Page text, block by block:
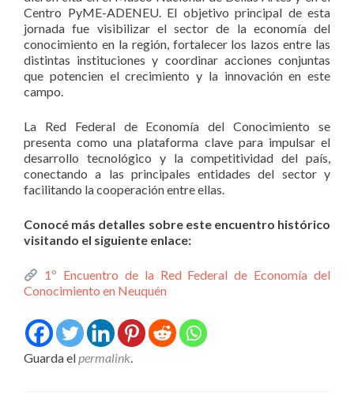
Centro PyME-ADENEU. El objetivo principal de esta
jornada fue visibilizar el sector de la economía del
conocimiento en la región, fortalecer los lazos entre las
distintas instituciones y coordinar acciones conjuntas
que potencien el crecimiento y la innovación en este
campo.
La Red Federal de Economía del Conocimiento se
presenta como una plataforma clave para impulsar el
desarrollo tecnológico y la competitividad del país,
conectando a las principales entidades del sector y
facilitando la cooperación entre ellas.
Conocé más detalles sobre este encuentro histórico
visitando el siguiente enlace:
1º Encuentro de la Red Federal de Economía del
Conocimiento en Neuquén
Guarda elpermalink.